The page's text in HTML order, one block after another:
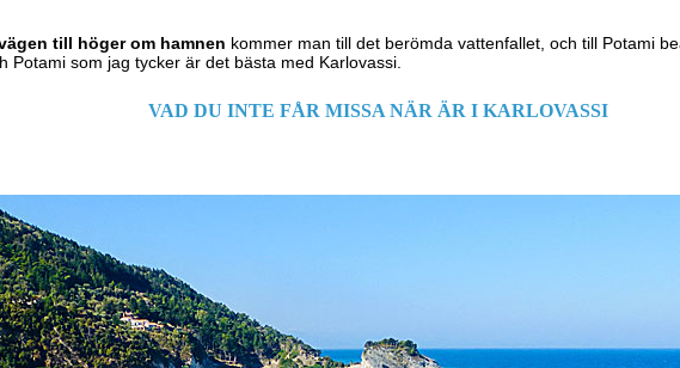
till höger om hamnen kommer man till det berömda vattenfallet, och till Potami
Potami som jag tycker är det bästa med Karlovassi.
VAD DU INTE FÅR MISSA NÄR ÄR I KARLOVASSI